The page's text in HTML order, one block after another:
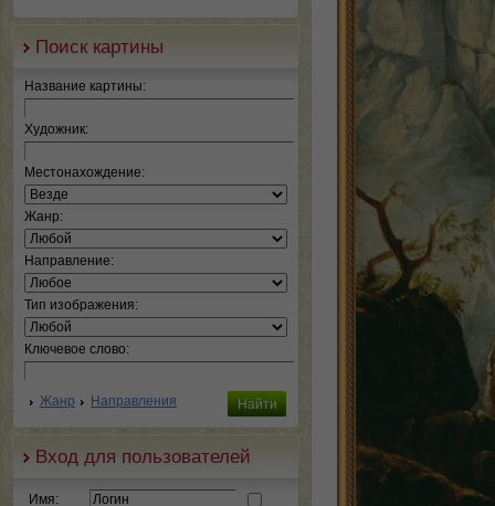
Поиск картины
Название картины:
Художник:
Местонахождение:
Жанр:
Направление:
Тип изображения:
Ключевое слово:
Жанр Направления
Вход для пользователей
Имя: